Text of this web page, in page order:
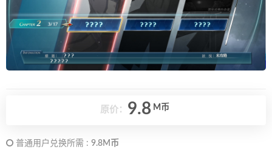
原价： 9.8 M币
普通用户兑换所需 : 9.8M币